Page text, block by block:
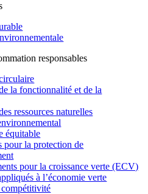
responsables
la fonctionnalité et de la
ressources naturelles
équitable
pour la protection de
pour la croissance verte (ECV)
à l’économie verte